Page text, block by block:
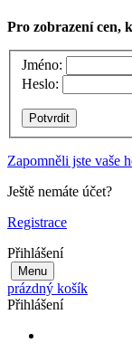
Pro zobrazení cen,
Jméno:
Heslo:
Zapomněli jste vaše
Ještě nemáte účet?
Registrace
Přihlášení
Menu
prázdný košík
Přihlášení